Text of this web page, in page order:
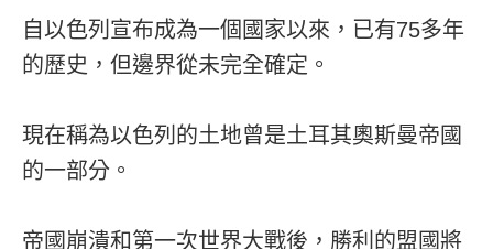
自以色列宣布成為一個國家以來，已有75多年
的歷史，但邊界從未完全確定。
現在稱為以色列的土地曾是土耳其奧斯曼帝國
的一部分。
帝國崩潰和第一次世界大戰後，勝利的盟國將